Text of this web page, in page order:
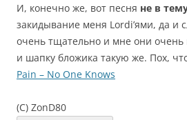
И, конечно же, вот песня не в
закидывание меня Lordi’ями, да и
очень тщательно и мне они очень
и шапку бложика такую же. Пох,
Pain – No One Knows
(C) ZonD80